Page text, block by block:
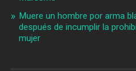
Muere un hombre por arma
después de incumplir la
mujer